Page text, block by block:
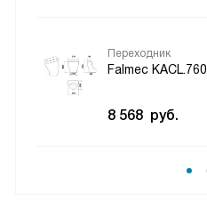
Переходник
Falmec KACL.760
8 568 руб.